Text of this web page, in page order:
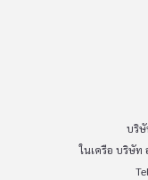
บริษั
ในเครือ บริษัท